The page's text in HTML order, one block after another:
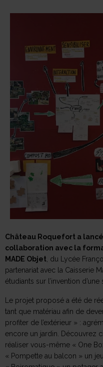
Château Roquefort a
collaboration avec la
MADE Objet , du Lycée
partenariat avec la Caisserie
étudiants sur l’invention
Le projet proposé a été de
tant que matériau afin de
profiter de l’extérieur » :
encore un jardin. Découvrez
réaliser vous-même « One
« Pompette au balcon » un